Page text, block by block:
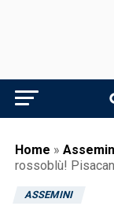
Home »
rossoblù!
ASSEMINI